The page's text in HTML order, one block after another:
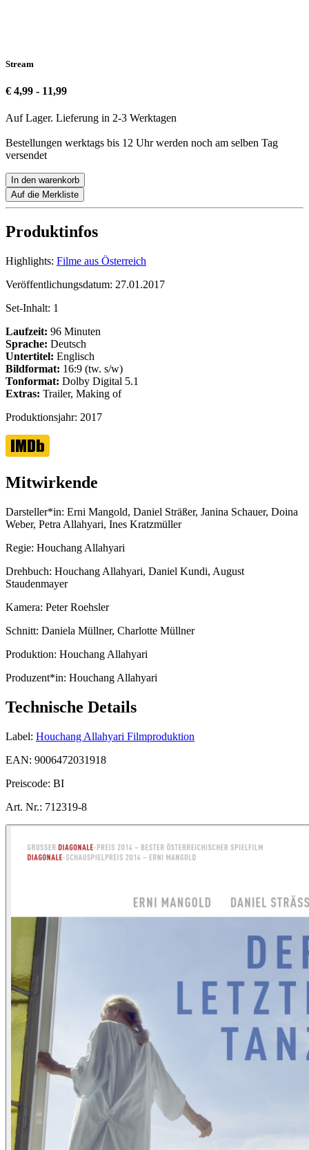
Stream
€ 4,99 - 11,99
Auf Lager. Lieferung in 2-3 Werktagen
Bestellungen werktags bis 12 Uhr werden noch am selben Tag
versendet
In den warenkorb
Auf die Merkliste
Produktinfos
Highlights: Filme aus Österreich
Veröffentlichungsdatum: 27.01.2017
Set-Inhalt: 1
Laufzeit: 96 Minuten
Sprache: Deutsch
Untertitel: Englisch
Bildformat: 16:9 (tw. s/w)
Tonformat: Dolby Digital 5.1
Extras: Trailer, Making of
Produktionsjahr: 2017
Mitwirkende
Darsteller*in: Erni Mangold, Daniel Sträßer, Janina Schauer, Doina
Weber, Petra Allahyari, Ines Kratzmüller
Regie: Houchang Allahyari
Drehbuch: Houchang Allahyari, Daniel Kundi, August
Staudenmayer
Kamera: Peter Roehsler
Schnitt: Daniela Müllner, Charlotte Müllner
Produktion: Houchang Allahyari
Produzent*in: Houchang Allahyari
Technische Details
Label: Houchang Allahyari Filmproduktion
EAN: 9006472031918
Preiscode: BI
Art. Nr.: 712319-8